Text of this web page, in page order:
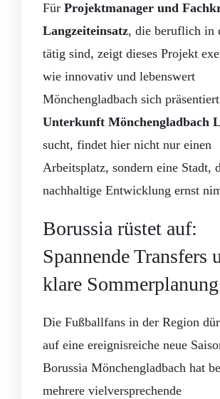
Häufige Fragen – FAQ Kontakt
Jetzt buchen
Für Projektmanager und
Langzeiteinsatz, die beruflich in
tätig sind, zeigt dieses Projekt
wie innovativ und lebenswert
Mönchengladbach sich
Unterkunft Mönchengladbach
sucht, findet hier nicht nur einen
Arbeitsplatz, sondern eine Stadt,
nachhaltige Entwicklung ernst
Borussia rüstet auf:
Spannende Transfers
klare Sommerplanung
Die Fußballfans in der Region
auf eine ereignisreiche neue
Borussia Mönchengladbach hat
mehrere vielversprechende